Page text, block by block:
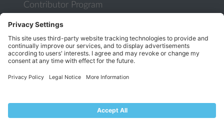
Contributor Program
Partner Program
COMMUNITY